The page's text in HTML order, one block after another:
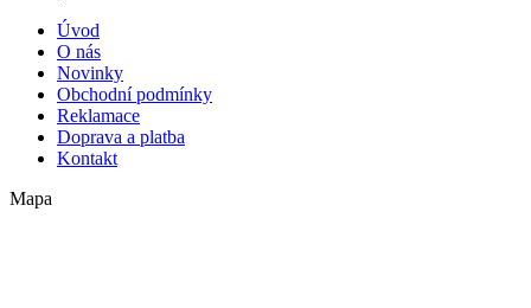
Úvod
O nás
Novinky
Obchodní podmínky
Reklamace
Doprava a platba
Kontakt
Mapa